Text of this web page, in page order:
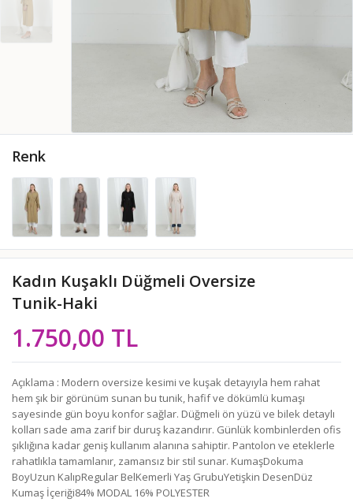
Kadın Kuşaklı Düğmeli Oversize
Tunik-Haki
1.750,00 TL
Açıklama : Modern oversize kesimi ve kuşak detayıyla hem rahat
hem şık bir görünüm sunan bu tunik, hafif ve dökümlü kumaşı
sayesinde gün boyu konfor sağlar. Düğmeli ön yüzü ve bilek detaylı
kolları sade ama zarif bir duruş kazandırır. Günlük kombinlerden ofis
şıklığına kadar geniş kullanım alanına sahiptir. Pantolon ve eteklerle
rahatlıkla tamamlanır, zamansız bir stil sunar. KumaşDokuma
BoyUzun KalıpRegular BelKemerli Yaş GrubuYetişkin DesenDüz
Kumaş İçeriği84% MODAL 16% POLYESTER
Renk